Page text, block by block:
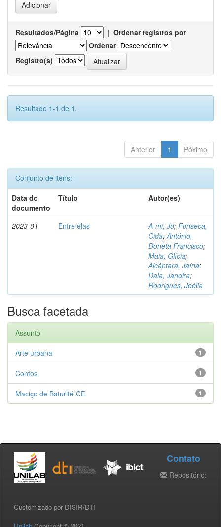
Resultados/Página | Ordenar registros por
Ordenar
Registro(s)
Resultado 1-1 de 1.
Anterior 1 Póximo
Conjunto de itens:
Data do
documento
Título Autor(es)
2023-01 Entre elas A-mi, Jo; Fonseca,
Cida;António,
Doneta Francisco;
Maia, Glícia;
Alcântara, Jaína;
Dala, Jandira;
Rodrigues, Joélia
Busca facetada
Assunto
1
Arte urbana
1
Contos
1
Maciço de Baturité-CE
Customizado por DISIR/DTI
Contato
Repositório: